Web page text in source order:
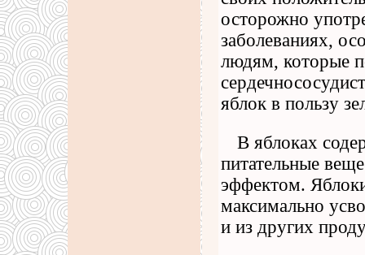
осторожно
заболеваниях,
людям, которые
яблок в пользу
В яблоках
питательные
эффектом.
максимально
и из других